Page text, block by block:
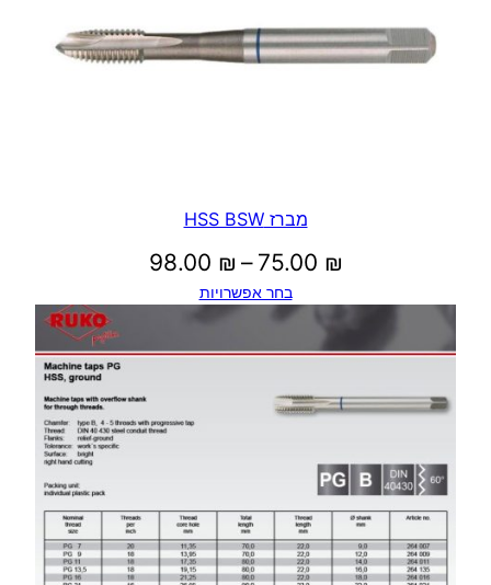
מברז HSS BSW
75.00 ₪
–
98.00 ₪
מחירים:
⁦75.00 ₪⁩
בחר אפשרויות